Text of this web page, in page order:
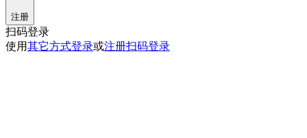
注册
扫码登录
使用其它方式登录或注册扫码登录